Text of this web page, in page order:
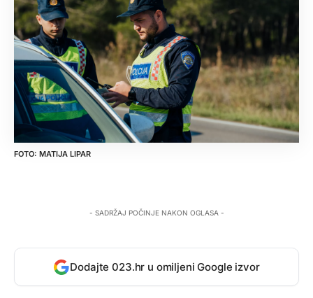
MATIJA LIPAR
- SADRŽAJ POČINJE NAKON OGLASA -
Dodajte 023.hr u omiljeni Google izvor